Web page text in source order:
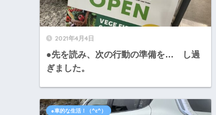
2021年4月4日
●先を読み、次の行動の準備を… し過
ぎました。
●車的な生活！（^ε^）